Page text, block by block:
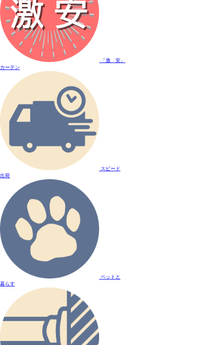
「激 安」
カーテン
スピード
出荷
ペットと
暮らす